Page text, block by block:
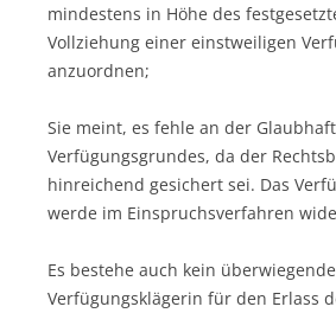
mindestens in Höhe des
Vollziehung einer einstweiligen
anzuordnen;
Sie meint, es fehle an der
Verfügungsgrundes, da der
hinreichend gesichert sei. Das
werde im Einspruchsverfahren
Es bestehe auch kein
Verfügungsklägerin für den Erlass